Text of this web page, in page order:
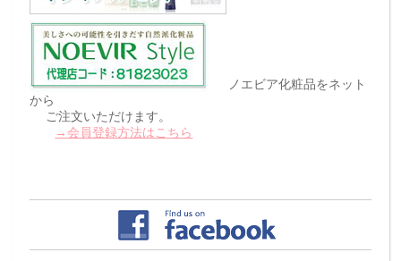
ノエビア化粧品をネット
から
ご注文いただけます。
→会員登録方法はこちら